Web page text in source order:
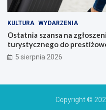
KULTURA WYDARZENIA
Ostatnia szansa na
turystycznego do
5 sierpnia 2026
Copyright ©